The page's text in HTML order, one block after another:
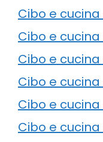
Cibo e
Cibo e
Cibo e
Cibo e
Cibo e
Cibo e